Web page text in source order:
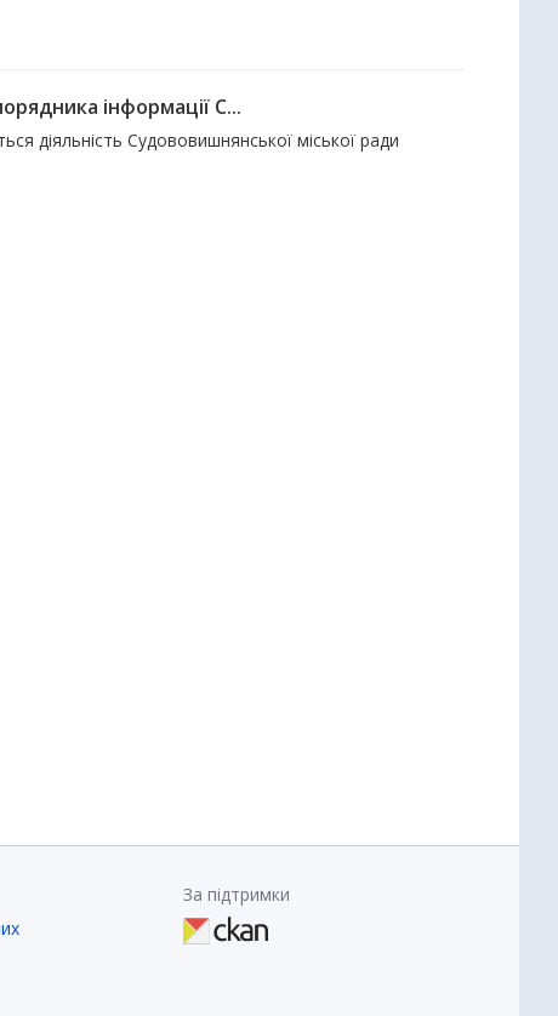
інформації С...
діяльність Cудововишнянської міської ради
За підтримки